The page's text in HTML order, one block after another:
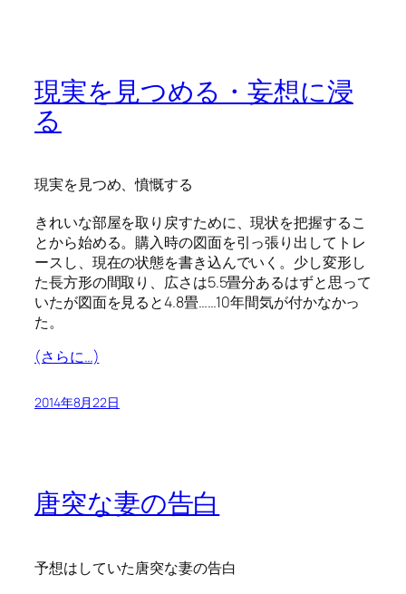
現実を見つめる・妄想に浸
る
現実を見つめ、憤慨する
きれいな部屋を取り戻すために、現状を把握するこ
とから始める。購入時の図面を引っ張り出してトレ
ースし、現在の状態を書き込んでいく。少し変形し
た長方形の間取り、広さは5.5畳分あるはずと思って
いたが図面を見ると4.8畳……10年間気が付かなかっ
た。
(さらに…)
2014年8月22日
唐突な妻の告白
予想はしていた唐突な妻の告白